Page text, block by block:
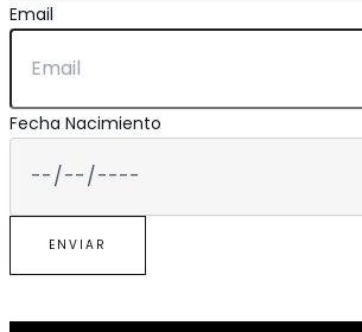
Email
Fecha Nacimiento
ENVIAR